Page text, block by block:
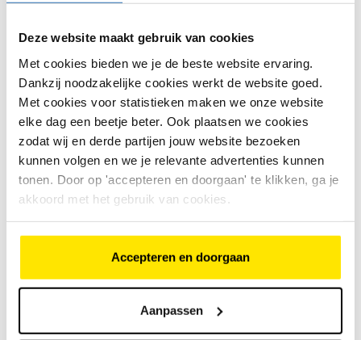
Deze website maakt gebruik van cookies
Met cookies bieden we je de beste website ervaring.
Dankzij noodzakelijke cookies werkt de website goed.
Met cookies voor statistieken maken we onze website
elke dag een beetje beter. Ook plaatsen we cookies
zodat wij en derde partijen jouw website bezoeken
kunnen volgen en we je relevante advertenties kunnen
tonen. Door op 'accepteren en doorgaan' te klikken, ga je
akkoord met het gebruik van cookies.
Accepteren en doorgaan
Aanpassen
<< 12
Heb je op een link geklikt en wordt hier geen
tweedehands fiets vertoond? Dan is deze fiets
mogelijk al verkocht. Gebruik de filter om een andere
fiets te zoeken. Houd deze pagina in de gaten want er
kan elk moment een fiets ingeruild worden en dan
staat er hier weer een mooie tweedehands kinderfiets.
Waarom een tweedehands
kinderfiets kopen bij Bike